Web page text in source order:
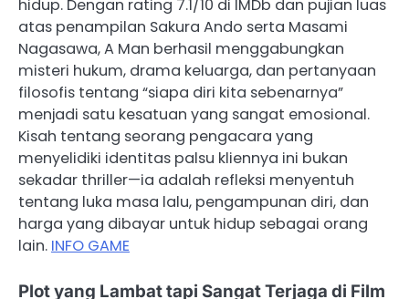
hidup. Dengan rating 7.1/10 di IMDb dan pujian luas
atas penampilan Sakura Ando serta Masami
Nagasawa, A Man berhasil menggabungkan
misteri hukum, drama keluarga, dan pertanyaan
filosofis tentang “siapa diri kita sebenarnya”
menjadi satu kesatuan yang sangat emosional.
Kisah tentang seorang pengacara yang
menyelidiki identitas palsu kliennya ini bukan
sekadar thriller—ia adalah refleksi menyentuh
tentang luka masa lalu, pengampunan diri, dan
harga yang dibayar untuk hidup sebagai orang
lain. INFO GAME
Plot yang Lambat tapi Sangat Terjaga di Film